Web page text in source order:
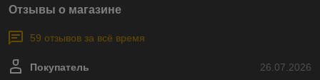
Отзывы о магазине
59 отзывов за всё время
26.07.2026
Покупатель